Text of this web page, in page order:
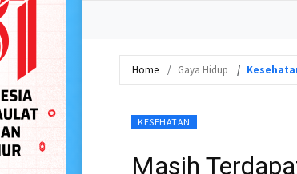
Home Gaya Hidup
KESEHATAN
Masih